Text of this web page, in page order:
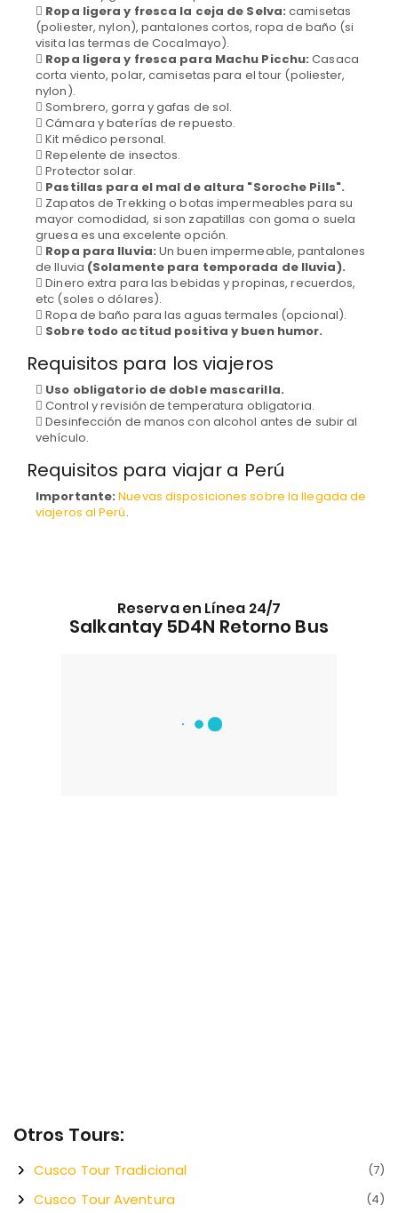
Ropa ligera y fresca la ceja de Selva: camisetas
(poliester, nylon), pantalones cortos, ropa de baño (si
visita las termas de Cocalmayo).
Ropa ligera y fresca para Machu Picchu: Casaca
corta viento, polar, camisetas para el tour (poliester,
nylon).
Sombrero, gorra y gafas de sol.
Cámara y baterías de repuesto.
Kit médico personal.
Repelente de insectos.
Protector solar.
Pastillas para el mal de altura "Soroche Pills".
Zapatos de Trekking o botas impermeables para su
mayor comodidad, si son zapatillas con goma o suela
gruesa es una excelente opción.
Ropa para lluvia: Un buen impermeable, pantalones
de lluvia (Solamente para temporada de lluvia).
Dinero extra para las bebidas y propinas, recuerdos,
etc (soles o dólares).
Ropa de baño para las aguas termales (opcional).
Sobre todo actitud positiva y buen humor.
Requisitos para los viajeros
Uso obligatorio de doble mascarilla.
Control y revisión de temperatura obligatoria.
Desinfección de manos con alcohol antes de subir al
vehículo.
Requisitos para viajar a Perú
Importante: Nuevas disposiciones sobre la llegada de
viajeros al Perú.
Reserva en Línea 24/7
Salkantay 5D4N Retorno Bus
Otros Tours:
Cusco Tour Tradicional (7)
Cusco Tour Aventura (4)